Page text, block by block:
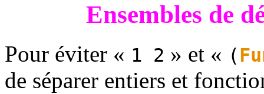
Ensembles de
Pour éviter « 1 2 » et « (
de séparer entiers et